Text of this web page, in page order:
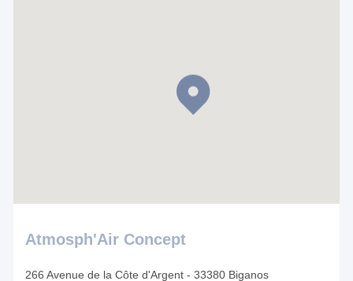
Atmosph'Air Concept
266 Avenue de la Côte d'Argent - 33380 Biganos